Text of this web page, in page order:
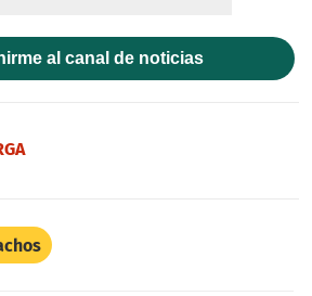
al canal de noticias